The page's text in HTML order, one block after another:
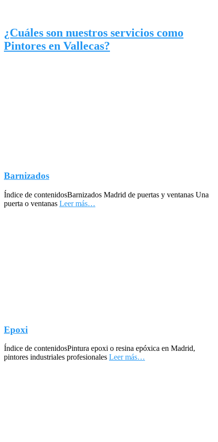
¿Cuáles son nuestros servicios como
Pintores en Vallecas?
Barnizados
Índice de contenidosBarnizados Madrid de puertas y ventanas Una
puerta o ventanas Leer más…
Epoxi
Índice de contenidosPintura epoxi o resina epóxica en Madrid,
pintores industriales profesionales Leer más…